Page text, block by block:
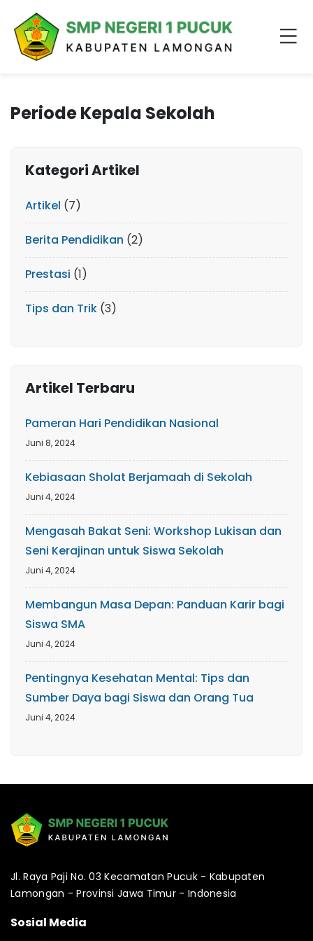
Periode Kepala Sekolah
Kategori Artikel
Artikel (7)
Berita Pendidikan (2)
Prestasi (1)
Tips dan Trik (3)
Artikel Terbaru
Pameran Hari Pendidikan Nasional
Juni 8, 2024
Kebiasaan Sholat Berjamaah di Sekolah
Juni 4, 2024
Mengasah Bakat Seni: Workshop Lukisan dan
Seni Kerajinan untuk Siswa Sekolah
Juni 4, 2024
Membangun Masa Depan: Panduan Karir bagi
Siswa SMA
Juni 4, 2024
Pentingnya Kesehatan Mental: Tips dan
Sumber Daya bagi Siswa dan Orang Tua
Juni 4, 2024
Jl. Raya Paji No. 03 Kecamatan Pucuk - Kabupaten
Lamongan - Provinsi Jawa Timur - Indonesia
Sosial Media